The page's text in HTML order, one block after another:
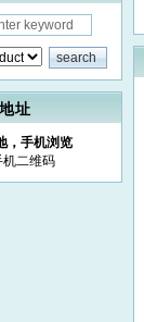
址
，手机浏览